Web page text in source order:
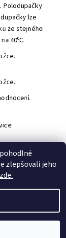
Polodupačky
lze
ze stejného
40⁰C.
Bílé Slůně
zlepšovali jeho